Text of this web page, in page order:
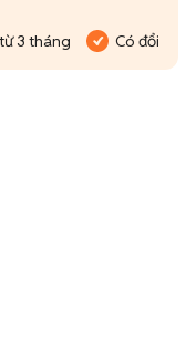
3 tháng Có đổi trả